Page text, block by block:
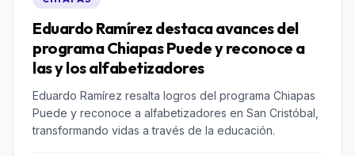
Eduardo Ramírez destaca avances del
programa Chiapas Puede y reconoce a
Eduardo Ramírez resalta logros del programa Chiapas
Puede y reconoce a alfabetizadores en San Cristóbal,
transformando vidas a través de la educación.